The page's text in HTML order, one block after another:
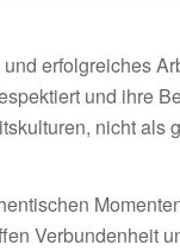
erfolgreiches
und ihre
nicht
Verbundenheit